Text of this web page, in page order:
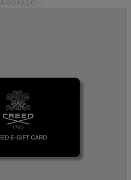
Agotado